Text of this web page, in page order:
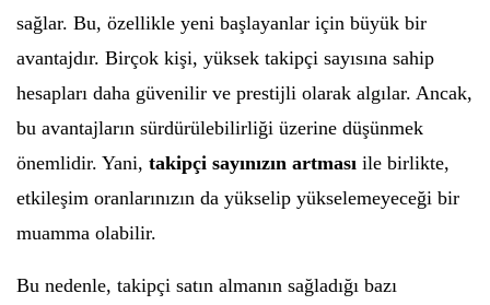
sağlar. Bu, özellikle yeni başlayanlar için büyük bir
avantajdır. Birçok kişi, yüksek takipçi sayısına sahip
hesapları daha güvenilir ve prestijli olarak algılar. Ancak,
bu avantajların sürdürülebilirliği üzerine düşünmek
önemlidir. Yani, takipçi sayınızın artması ile birlikte,
etkileşim oranlarınızın da yükselip yükselemeyeceği bir
muamma olabilir.
Bu nedenle, takipçi satın almanın sağladığı bazı